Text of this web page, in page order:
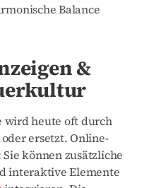
Balance
&
wird heute oft durch
ersetzt. Online-
können zusätzliche
interaktive Elemente